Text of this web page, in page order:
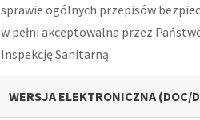
sprawie ogólnych przepisów
w pełni akceptowalna przez
Inspekcję Sanitarną.
WERSJA ELEKTRONICZNA (DOC/